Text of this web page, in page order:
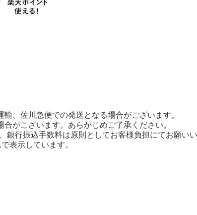
、佐川急便での発送となる場合がございます。
がこざいます。あらかじめご了承ください。
行振込手数料は原則としてお客様負担にてお願いい
表示しています。